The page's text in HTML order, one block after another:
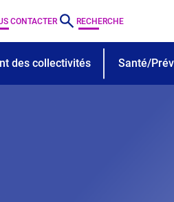
CONTACTER RECHERCHE
des collectivités Santé/